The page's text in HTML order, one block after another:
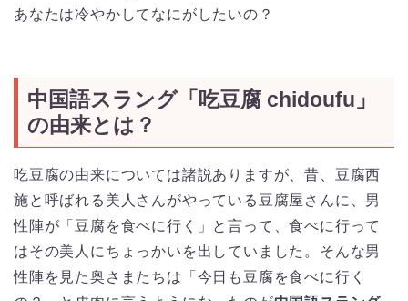
あなたは冷やかしてなにがしたいの？
中国語スラング「吃豆腐 chidoufu」
の由来とは？
吃豆腐の由来については諸説ありますが、昔、豆腐西
施と呼ばれる美人さんがやっている豆腐屋さんに、男
性陣が「豆腐を食べに行く」と言って、食べに行って
はその美人にちょっかいを出していました。そんな男
性陣を見た奥さまたちは「今日も豆腐を食べに行く